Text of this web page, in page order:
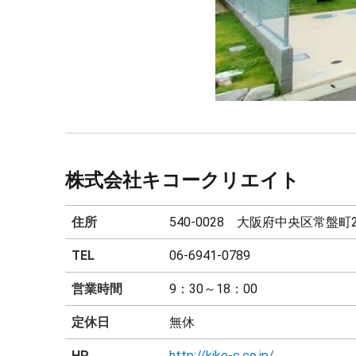
株式会社キコークリエイト
住所 540-0028 大阪府中央区常盤町
TEL 06-6941-0789
営業時間 9：30～18：00
定休日 無休